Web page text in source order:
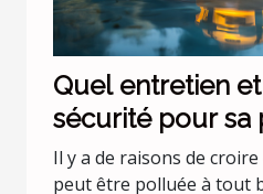
Quel entretien
sécurité pour sa
Il y a de raisons de croire
peut être polluée à tout